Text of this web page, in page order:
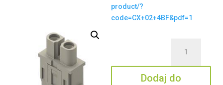
product/?
code=CX+02+4BF&pdf=1
02
4BF
Dodaj do